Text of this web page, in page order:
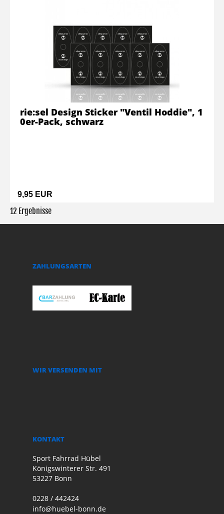
9,95 EUR
rie:sel Design Sticker "Ventil Hoddie", 1
0er-Pack, schwarz
12 Ergebnisse
ZAHLUNGSARTEN
WIR VERSENDEN MIT
KONTAKT
Sport Fahrrad Hübel
Königswinterer Str. 491
53227 Bonn
0228 / 442424
info@huebel-bonn.de